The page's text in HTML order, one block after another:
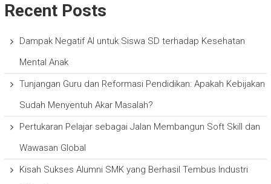
Recent Posts
Dampak Negatif AI untuk Siswa SD terhadap Kesehatan
Mental Anak
Tunjangan Guru dan Reformasi Pendidikan: Apakah Kebijakan
Sudah Menyentuh Akar Masalah?
Pertukaran Pelajar sebagai Jalan Membangun Soft Skill dan
Wawasan Global
Kisah Sukses Alumni SMK yang Berhasil Tembus Industri